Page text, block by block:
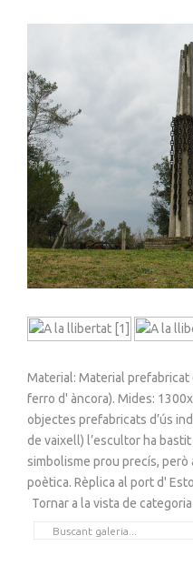
Material: Material
ferro d' àncora). Mides:
objectes prefabricats d’ús
de vaixell) l’escultor ha
simbolisme prou precís, però
poètica. Rèplica al port d'
Tornar a la vista de categoria